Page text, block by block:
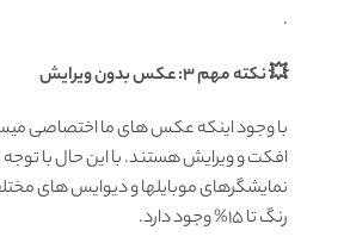
.
💥 نکته مهم 3: عکس بدون ویرایش
با وجود اینکه عکس های ما اختصاصی
افکت و ویرایش هستند. با این حال با
نمایشگرهای موبایلها و دیوایس های
رنگ تا 15% وجود دارد.